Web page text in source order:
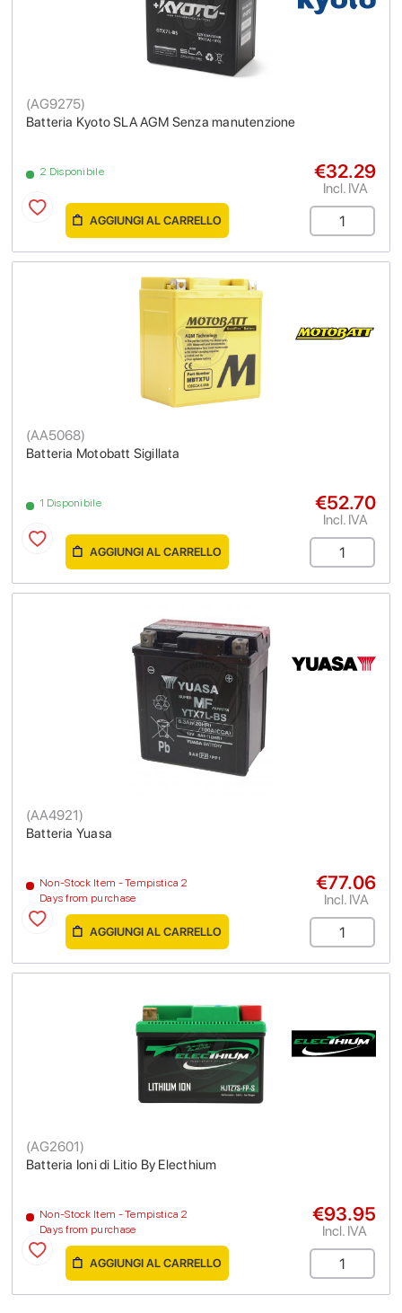
Batteria Kyoto SLA AGM Senza manutenzione
(AG9275)
2 Disponibile €32.29
Incl. IVA
AGGIUNGI AL CARRELLO
Batteria Motobatt Sigillata
(AA5068)
1 Disponibile €52.70
Incl. IVA
AGGIUNGI AL CARRELLO
Batteria Yuasa
(AA4921)
Non-Stock Item - Tempistica 2
Days from purchase
€77.06
Incl. IVA
AGGIUNGI AL CARRELLO
Batteria Ioni di Litio By Electhium
(AG2601)
Non-Stock Item - Tempistica 2
Days from purchase
€93.95
Incl. IVA
AGGIUNGI AL CARRELLO